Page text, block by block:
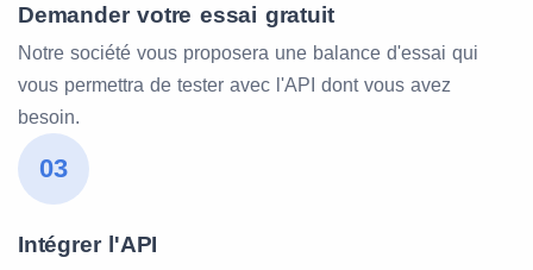
Demander votre essai gratuit
Notre société vous proposera une balance d'essai qui
vous permettra de tester avec l'API dont vous avez
besoin.
03
Intégrer l'API